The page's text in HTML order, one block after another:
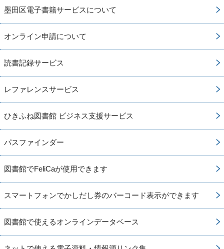
墨田区電子書籍サービスについて
オンライン申請について
読書記録サービス
レファレンスサービス
ひきふね図書館 ビジネス支援サービス
パスファインダー
図書館でFeliCaが使用できます
スマートフォンでかしだし券のバーコード表示ができます
図書館で使えるオンラインデータベース